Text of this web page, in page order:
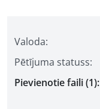
Valoda:
Pētījuma statuss:
Pievienotie faili (1):